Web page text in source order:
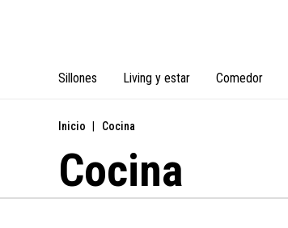
Sillones Living y estar Comedor
Inicio | Cocina
Cocina